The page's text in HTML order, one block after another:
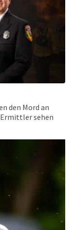
den Mord an
Ermittler sehen